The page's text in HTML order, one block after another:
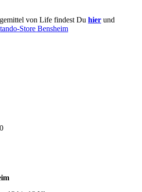
von Life findest Du hier und
Store Bensheim